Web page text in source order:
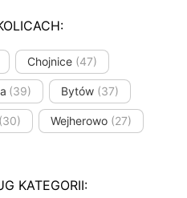
Chojnice (47)
(39) Bytów (37)
(30) Wejherowo (27)
KATEGORII: